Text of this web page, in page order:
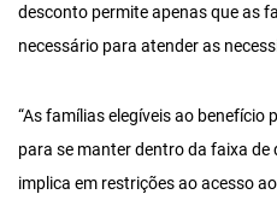
desconto permite apenas que as
necessário para atender as
“As famílias elegíveis ao
para se manter dentro da faixa de
implica em restrições ao acesso